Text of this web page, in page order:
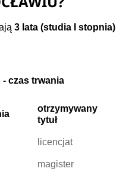
3 lata (studia I stopnia)
- czas trwania
otrzymywany
tytuł
licencjat
magister